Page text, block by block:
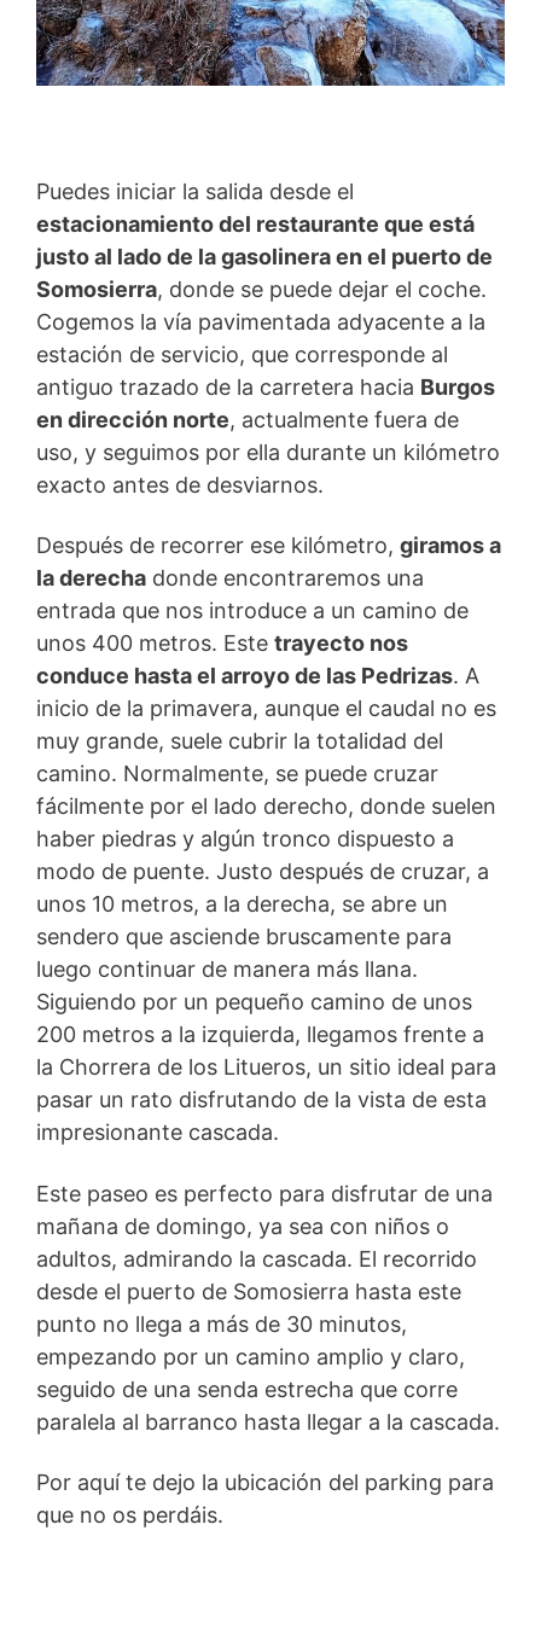
Puedes iniciar la salida desde el
estacionamiento del restaurante que está
justo al lado de la gasolinera en el puerto de
Somosierra, donde se puede dejar el coche.
Cogemos la vía pavimentada adyacente a la
estación de servicio, que corresponde al
antiguo trazado de la carretera hacia Burgos
en dirección norte, actualmente fuera de
uso, y seguimos por ella durante un kilómetro
exacto antes de desviarnos.
Después de recorrer ese kilómetro, giramos a
la derecha donde encontraremos una
entrada que nos introduce a un camino de
unos 400 metros. Este trayecto nos
conduce hasta el arroyo de las Pedrizas. A
inicio de la primavera, aunque el caudal no es
muy grande, suele cubrir la totalidad del
camino. Normalmente, se puede cruzar
fácilmente por el lado derecho, donde suelen
haber piedras y algún tronco dispuesto a
modo de puente. Justo después de cruzar, a
unos 10 metros, a la derecha, se abre un
sendero que asciende bruscamente para
luego continuar de manera más llana.
Siguiendo por un pequeño camino de unos
200 metros a la izquierda, llegamos frente a
la Chorrera de los Litueros, un sitio ideal para
pasar un rato disfrutando de la vista de esta
impresionante cascada.
Este paseo es perfecto para disfrutar de una
mañana de domingo, ya sea con niños o
adultos, admirando la cascada. El recorrido
desde el puerto de Somosierra hasta este
punto no llega a más de 30 minutos,
empezando por un camino amplio y claro,
seguido de una senda estrecha que corre
paralela al barranco hasta llegar a la cascada.
Por aquí te dejo la ubicación del parking para
que no os perdáis.